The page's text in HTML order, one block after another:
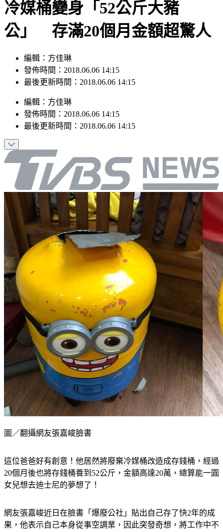
冷媒桶變身「52公斤大豬
公」 存滿20個月金額超驚人
編輯：方佳琳
發佈時間：2018.06.06 14:15
編輯：方佳琳
發佈時間：2018.06.06 14:15
這位爸爸好有創意！他居然將廢棄冷媒桶改造成存錢桶，經過
20個月後也將存錢桶養到52公斤，金額高達20萬，總算能一圓
網友張嘉峻近日在臉書「爆廢公社」貼出自己存了快2年的成